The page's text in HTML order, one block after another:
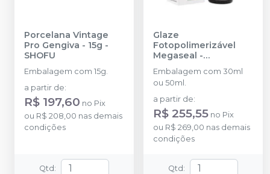
Porcelana Vintage
Pro Gengiva - 15g -
SHOFU
Embalagem com 15g.
a partir de:
R$ 197,60 no Pix
ou R$ 208,00 nas demais
condições
Qtd :
Glaze
Fotopolimerizável
Megaseal -
ODONTOMEGA
Embalagem com 30ml
ou 50ml.
a partir de:
R$ 255,55 no Pix
ou R$ 269,00 nas demais
condições
Qtd :